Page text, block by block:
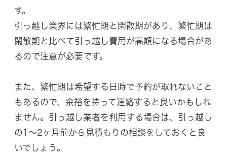
す。
引っ越し業界には繁忙期と閑散期があり、繁忙期は
閑散期と比べて引っ越し費用が高額になる場合があ
るので注意が必要です。
また、繁忙期は希望する日時で予約が取れないこと
もあるので、余裕を持って連絡すると良いかもしれ
ません。引っ越し業者を利用する場合は、引っ越し
の1〜2ヶ月前から見積もりの相談をしておくと良
いでしょう。